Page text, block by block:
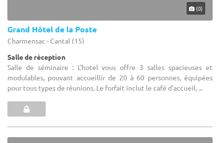
(0)
Grand Hôtel de la Poste
Charmensac - Cantal (15)
Salle de réception
Salle de séminaire : L'hotel vous offre 3 salles spacieuses et
modulables, pouvant accueillir de 20 à 60 personnes, équipées
pour tous types de réunions. Le forfait inclut le café d'accueil, ...